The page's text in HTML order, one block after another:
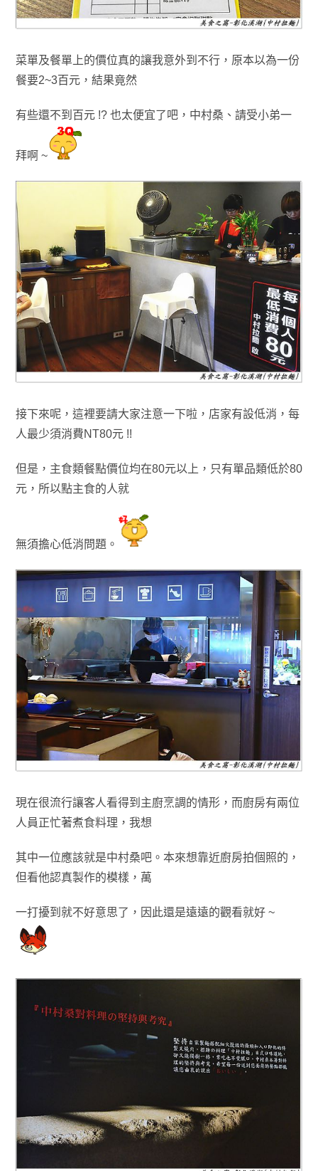
菜單及餐單上的價位真的讓我意外到不行，原本以為一份
餐要2~3百元，結果竟然
有些還不到百元 !? 也太便宜了吧， 中村桑 、 請受小弟一
拜啊 ~
接下來呢， 這裡要請大家注意一下啦 ， 店家有設低消 ， 每
人最少須消費NT80元 !!
但是 ， 主食類餐點價位均在80元以上 ，只有單品類低於80
元，所以點主食的人就
無須擔心低消問題 。
現在很流行讓客人看得到主廚烹調的情形，而廚房有兩位
人員正忙著煮食料理 ，我想
其中一位應該就是中村桑吧。 本來想靠近廚房拍個照的 ，
但看他認真製作的模樣，萬
一打擾到就不好意思了，因此還是遠遠的觀看就好 ~